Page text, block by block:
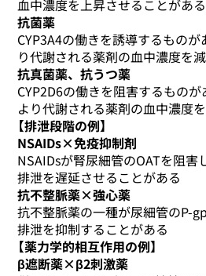
血中濃度を上昇させることがある
抗菌薬
CYP3A4の働きを誘導するものが
り代謝される薬剤の血中濃度を
抗真菌薬、抗うつ薬
CYP2D6の働きを阻害するもの
より代謝される薬剤の血中濃度
【排泄段階の例】
NSAIDs×免疫抑制剤
NSAIDsが腎尿細管のOATを阻害
排泄を遅延させることがある
抗不整脈薬×強心薬
抗不整脈薬の一種が尿細管のP-
排泄を抑制することがある
【薬力学的相互作用の例】
β遮断薬×β2刺激薬